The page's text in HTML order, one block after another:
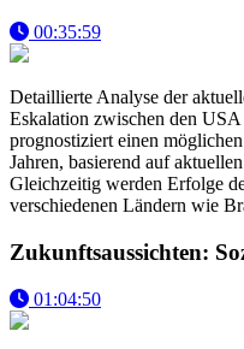
00:35:59
Detaillierte Analyse der
Eskalation zwischen den
prognostiziert einen
Jahren, basierend auf
Gleichzeitig werden Erfolge
verschiedenen Ländern wie
Zukunftsaussichten:
01:04:50